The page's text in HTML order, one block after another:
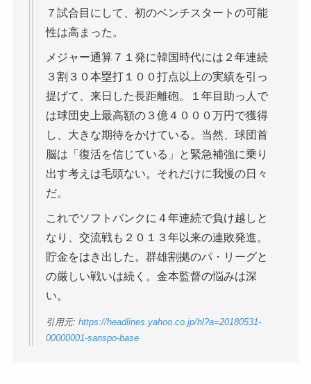
７試合目にして、初のベンチスタートの可能
性は高まった。
メジャー通算７１発に韓国時代には２年連続
３割３０本塁打１００打点以上の実績を引っ
提げて、来日した長距離砲。１年目助っ人で
は球団史上最高額の３億４０００万円で獲得
し、大きな期待をかけている。当然、球団首
脳は「復活を信じている」と緊急補強に乗り
出す考えは毛頭ない。それだけに我慢の日々
だ。
これでソフトバンクに４年連続で負け越しと
なり、交流戦も２０１３年以来の連敗発進。
貯金をはき出した。群雄割拠のパ・リーグと
の厳しい戦いは続く。金本監督の悩みは深
い。
引用元: https://headlines.yahoo.co.jp/hl?a=20180531-
00000001-sanspo-base